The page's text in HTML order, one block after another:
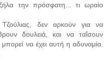
την πρόσφατη... τι ωραίο
δεν αρκούν για να
δουλειά, και να ταΐσουν
να έχει αυτή η αδυναμία.